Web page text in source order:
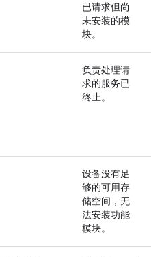
已请求但尚
未安装的模
块。
负责处理请
求的服务已
终止。
设备没有足
够的可用存
储空间，无
法安装功能
模块。